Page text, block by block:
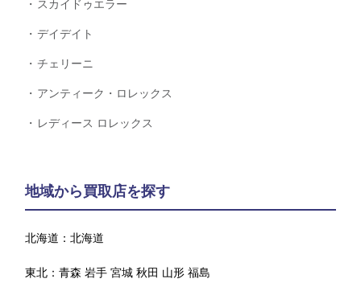
スカイドゥエラー
デイデイト
チェリーニ
アンティーク・ロレックス
レディース ロレックス
地域から買取店を探す
北海道：北海道
東北：青森 岩手 宮城 秋田 山形 福島